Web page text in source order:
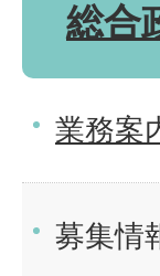
総合
業務案
募集情